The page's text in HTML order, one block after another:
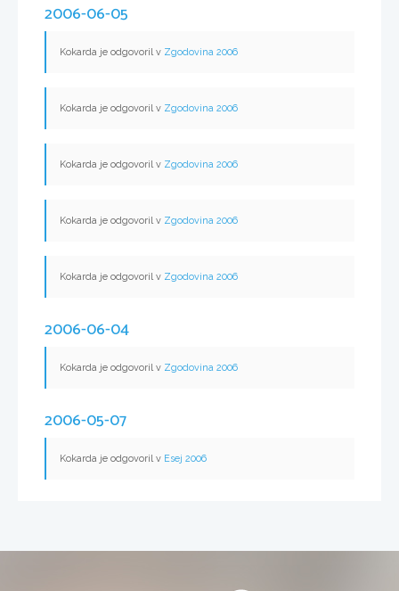
2006-06-05
Kokarda je odgovoril v Zgodovina 2006
Kokarda je odgovoril v Zgodovina 2006
Kokarda je odgovoril v Zgodovina 2006
Kokarda je odgovoril v Zgodovina 2006
Kokarda je odgovoril v Zgodovina 2006
2006-06-04
Kokarda je odgovoril v Zgodovina 2006
2006-05-07
Kokarda je odgovoril v Esej 2006